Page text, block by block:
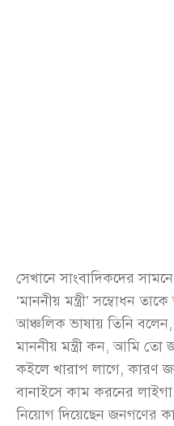
সেখানে সাংবাদিকদের
‘মাননীয় মন্ত্রী’ সম্বোধন
আঞ্চলিক ভাষায় তিনি
মাননীয় মন্ত্রী কন, আমি তো
কইলে খারাপ লাগে, কারণ
বানাইসে কাম করনের
নিয়োগ দিয়েছেন জনগণের